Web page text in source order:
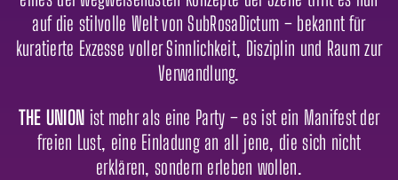
auf die stilvolle Welt von SubRosaDictum – bekannt für
kuratierte Exzesse voller Sinnlichkeit, Disziplin und Raum zur
Verwandlung.
THE UNION ist mehr als eine Party – es ist ein Manifest der
freien Lust, eine Einladung an all jene, die sich nicht
erklären, sondern erleben wollen.